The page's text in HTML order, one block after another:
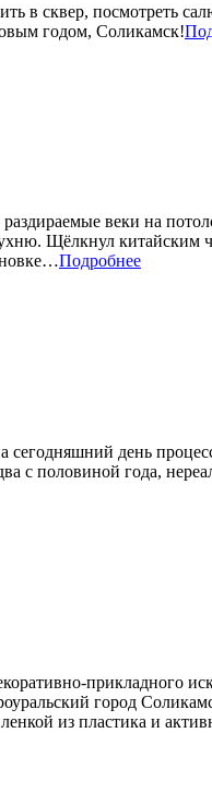
в сквер, посмотреть
годом, Соликамск!
веки на
Щёлкнул китайским
Подробнее
день
два с половиной года,
прикладного
город
из пластика и